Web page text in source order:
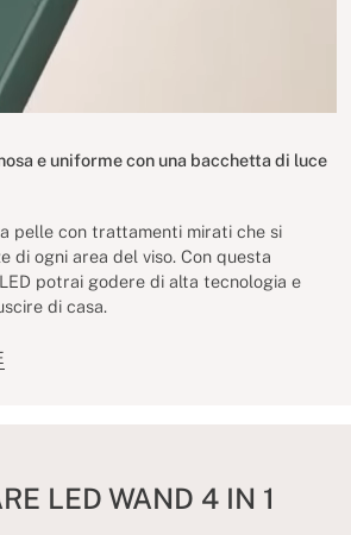
e uniforme con una bacchetta di luce
pelle con trattamenti mirati che si
di ogni area del viso. Con questa
potrai godere di alta tecnologia e
di casa.
LED WAND 4 IN 1